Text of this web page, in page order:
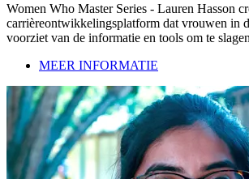
Women Who Master Series - Lauren Hasson
carrièreontwikkelingsplatform dat vrouwen in
voorziet van de informatie en tools om te slagen
MEER INFORMATIE